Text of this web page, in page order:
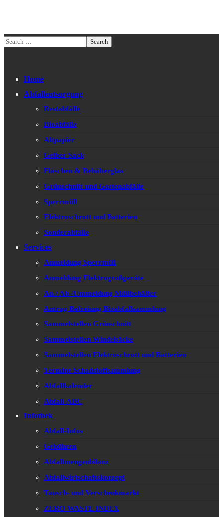
Home
Abfallentsorgung
Restabfälle
Bioabfälle
Altpapier
Gelber Sack
Flaschen & Behälterglas
Grünschnitt und Gartenabfälle
Sperrmüll
Elektroschrott und Batterien
Sonderabfälle
Services
Anmeldung Sperrmüll
Anmeldung Elektrogroßgeräte
An-/ Ab-/Ummeldung Müllbehälter
Antrag Befreiung Bioabfallsammlung
Sammelstellen Grünschnitt
Sammelstellen Windelsäcke
Sammelstellen Elektroschrott und Batterien
Termine Schadstoffsammlung
Abfallkalender
Abfall-ABC
Infothek
Abfall-Infos
Gebühren
Abfallmengenbilanz
Abfallwirtschaftskonzept
Tausch- und Verschenkmarkt
ZERO WASTE INDEX